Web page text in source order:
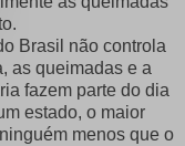
Brasil não controla
as queimadas e a
fazem parte do dia
estado, o maior
menos que o